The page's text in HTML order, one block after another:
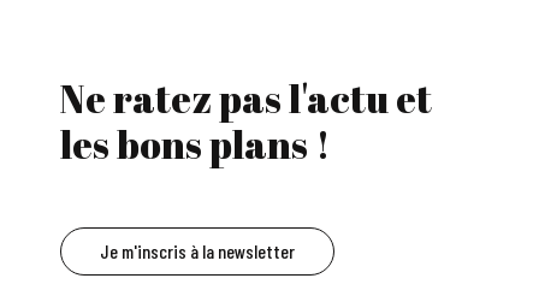
Ne ratez pas l'actu et
les bons plans !
Je m'inscris à la newsletter